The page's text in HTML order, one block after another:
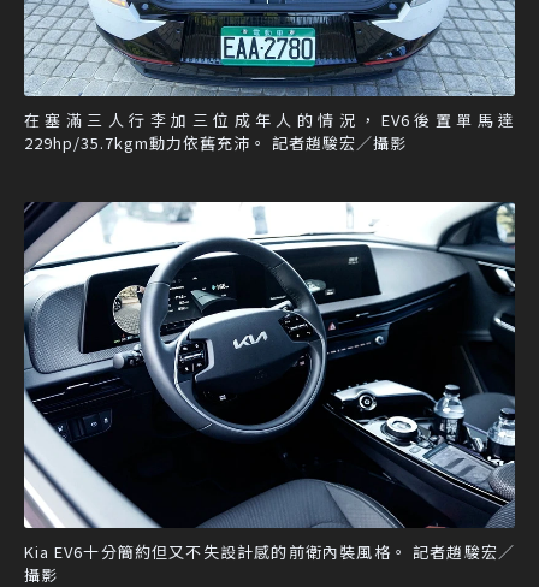
在塞滿三人行李加三位成年人的情況，EV6後置單馬達
229hp/35.7kgm動力依舊充沛。 記者趙駿宏／攝影
Kia EV6十分簡約但又不失設計感的前衛內裝風格。 記者趙駿宏／
攝影